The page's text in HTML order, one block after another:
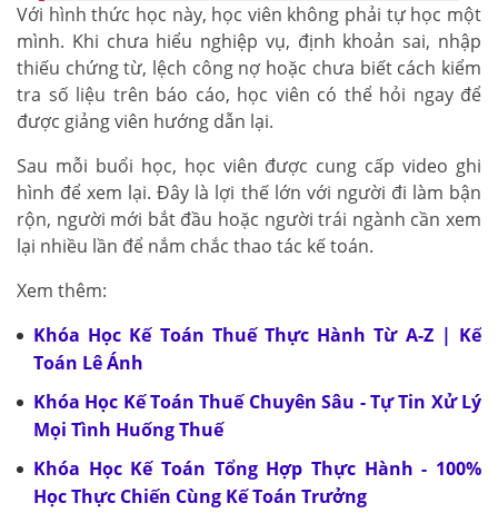
Với hình thức học này, học viên không phải tự học một
mình. Khi chưa hiểu nghiệp vụ, định khoản sai, nhập
thiếu chứng từ, lệch công nợ hoặc chưa biết cách kiểm
tra số liệu trên báo cáo, học viên có thể hỏi ngay để
được giảng viên hướng dẫn lại.
Sau mỗi buổi học, học viên được cung cấp video ghi
hình để xem lại. Đây là lợi thế lớn với người đi làm bận
rộn, người mới bắt đầu hoặc người trái ngành cần xem
lại nhiều lần để nắm chắc thao tác kế toán.
Xem thêm:
Khóa Học Kế Toán Thuế Thực Hành Từ A-Z | Kế
Toán Lê Ánh
Khóa Học Kế Toán Thuế Chuyên Sâu - Tự Tin Xử Lý
Mọi Tình Huống Thuế
Khóa Học Kế Toán Tổng Hợp Thực Hành - 100%
Học Thực Chiến Cùng Kế Toán Trưởng